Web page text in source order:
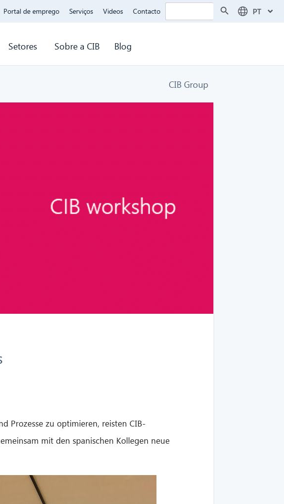
Portal de emprego Serviços Videos Contacto Search PT
Setores Sobre a CIB Blog
CIB Group
Prozesse zu optimieren, reisten CIB-
mit den spanischen Kollegen neue